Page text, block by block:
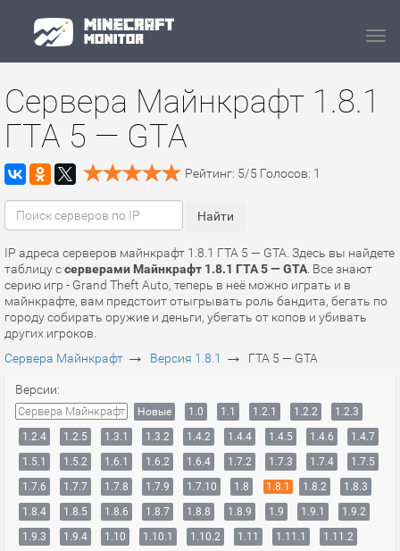
Сервера Майнкрафт 1.8.1
ГТА 5 — GTA
Рейтинг: 5/5 Голосов: 1
IP адреса серверов майнкрафт 1.8.1 ГТА 5 — GTA. Здесь вы найдете
таблицу ссерверами Майнкрафт 1.8.1 ГТА 5 — GTA . Все знают
серию игр - Grand Theft Auto, теперь в неё можно играть и в
майнкрафте, вам предстоит отыгрывать роль бандита, бегать по
городу собирать оружие и деньги, убегать от копов и убивать
других игроков.
Сервера Майнкрафт → Версия 1.8.1 → ГТА 5 — GTA
Версии:
Сервера Майнкрафт Новые 1.0 1.1 1.2.1 1.2.2
1.2.3
1.2.4
1.2.5 1.3.1 1.3.2 1.4.2 1.4.4 1.4.5 1.4.6
1.4.7
1.5.1
1.5.2 1.6.1 1.6.2 1.6.4 1.7.2 1.7.3 1.7.4
1.7.5
1.7.6
1.7.7 1.7.8 1.7.9 1.7.10 1.8 1.8.1 1.8.2
1.8.3
1.8.4
1.8.5 1.8.6 1.8.7 1.8.8 1.8.9 1.9 1.9.1
1.9.2
1.9.3
1.9.4 1.10 1.10.1 1.10.2 1.11 1.11.1
1.11.2